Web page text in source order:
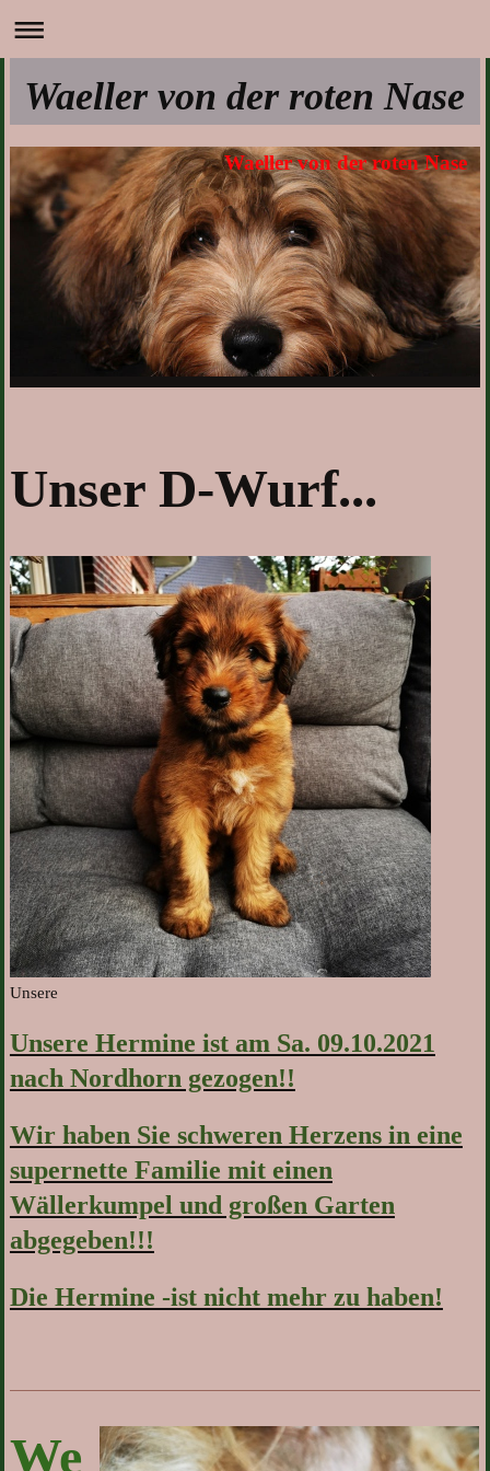
Waeller von der roten Nase
Waeller von der roten Nase
Unser D-Wurf...
Unsere
Unsere Hermine ist am Sa. 09.10.2021
nach Nordhorn gezogen!!
Wir haben Sie schweren Herzens in eine
supernette Familie mit einen
Wällerkumpel und großen Garten
abgegeben!!!
Die Hermine -ist nicht mehr zu haben!
We